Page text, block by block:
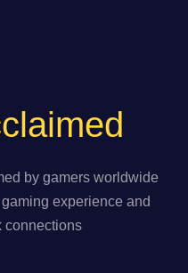
by gamers worldwide
experience and
connections